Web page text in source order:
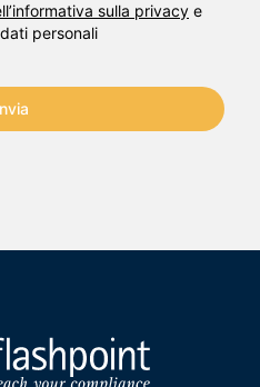
sulla privacy e
personali